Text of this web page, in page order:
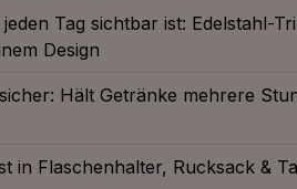
Tag sichtbar ist: Edelstahl-
Design
Hält Getränke mehrere
in Flaschenhalter, Rucksack &